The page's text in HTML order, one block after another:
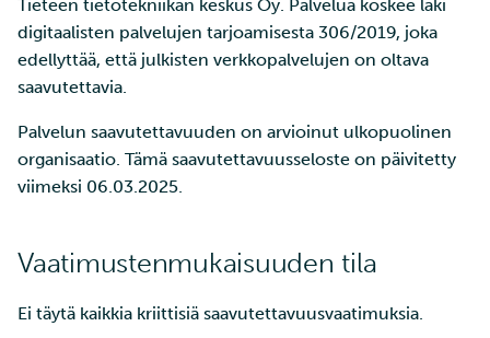
a
k
u
a
Jäsenten lisääminen
projektiisi
lisääminen projektille
Projektisi hallinta
hakeminen
Levykiintiöiden
Töiden ajaminen Suuri läpäisykyky
Suorituskyvyn
Ohjelmistojen
Virheenkorjaus
Apptainer-kontit
Verkkokäyttöliittymä
Edistyneemmät
ominaisuudet
Tietokantainstanssien
pienten tiedostojen
tehokkaaseen siirtoon
lataamiseen
CSC:lle
FileSenderillä
Datan siirtäminen IDAn ja
SD Services –
Versiohistoria
Tieteen tietotekniikan keskus Oy. Palvelua koskee laki
digitaalisten palvelujen tarjoamisesta 306/2019, joka
edellyttää, että julkisten verkkopalvelujen on oltava
saavutettavia.
Palvelun saavutettavuuden on arvioinut ulkopuolinen
organisaatio. Tämä saavutettavuusseloste on päivitetty
viimeksi 06.03.2025.
Vaatimustenmukaisuuden tila
Ei täytä kaikkia kriittisiä saavutettavuusvaatimuksia.